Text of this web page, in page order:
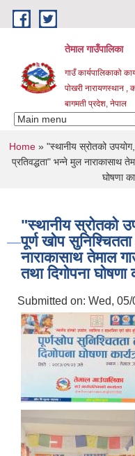
Skip to main content
तेमाल गाउँपालिका
गाउँ कार्यपालिकाको
पोखरी नारायणस्थान ,
बागमती प्रदेश, नेपाल
You are here
Home » "स्थानीय स्रोतको उपयोग,
प्रतिवद्धता" भन्ने मुल नाराकासाथ
घोषणा
"स्थानीय स्रोतको
पूर्ण खोप
नाराकासाथ तेमाल
तथा दिगोपना
Submitted on: Wed,